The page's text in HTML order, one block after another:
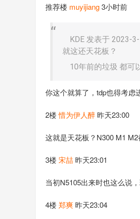
推荐楼 muyijiang3小时前
KDE 发表于 2023-
就这还天花板？
10年前的垃圾 都可
你这个就算了，tdp也得考虑
2楼惜为伊人醉 昨天23:00
这就是天花板？N300 M1 M2
3楼 宋喆 昨天23:01
当初N5105出来时也这么说
4楼 郑爽 昨天23:04